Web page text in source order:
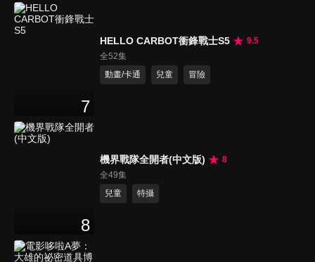
7
HELLO CARBOT衝鋒戰士S5
9.5
全52集
動畫/卡通
兒童 冒險
8
機界戰隊全開者(中文版)
8
全49集
兒童
特攝